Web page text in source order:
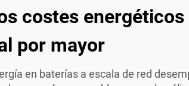
costes energéticos
por mayor
en baterías a escala de red